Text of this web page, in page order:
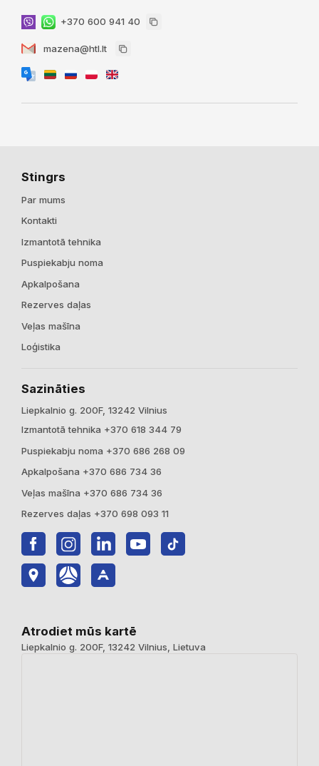
+370 600 941 40
mazena@htl.lt
Stingrs
Par mums
Kontakti
Izmantotā tehnika
Puspiekabju noma
Apkalpošana
Rezerves daļas
Veļas mašīna
Loģistika
Sazināties
Liepkalnio g. 200F, 13242 Vilnius
Izmantotā tehnika +370 618 344 79
Puspiekabju noma +370 686 268 09
Apkalpošana +370 686 734 36
Veļas mašīna +370 686 734 36
Rezerves daļas +370 698 093 11
Atrodiet mūs kartē
Liepkalnio g. 200F, 13242 Vilnius, Lietuva